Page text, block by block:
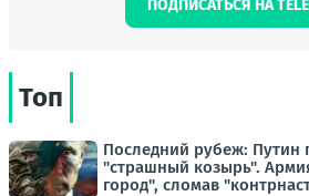
ПОДПИСАТЬСЯ НА
Топ
Последний рубеж: Путин
"страшный козырь".
город", сломав